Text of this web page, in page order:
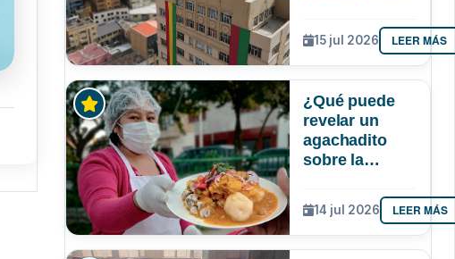
15 jul 2026 LEER MÁS
¿Qué puede
revelar un
agachadito
sobre la
paceña? Un
estudio
sociológico de
14 jul 2026 LEER MÁS